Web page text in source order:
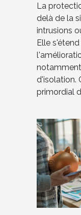
La
delà de la
intrusions
Elle
d'isolation.
primordial